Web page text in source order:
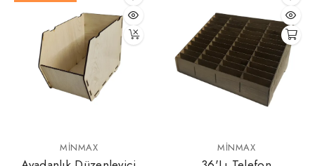
MINMAX MINMAX